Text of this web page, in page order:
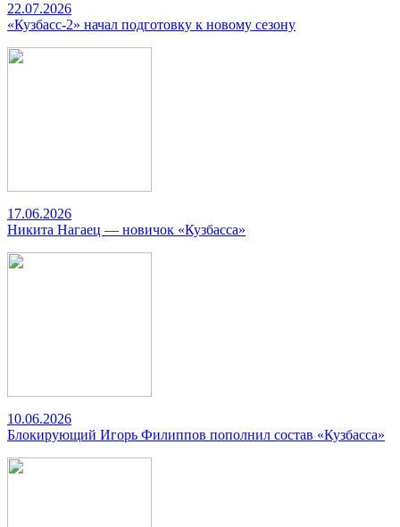
22.07.2026
«Кузбасс-2» начал подготовку к новому сезону
17.06.2026
Никита Нагаец — новичок «Кузбасса»
10.06.2026
Блокирующий Игорь Филиппов пополнил состав «Кузбасса»